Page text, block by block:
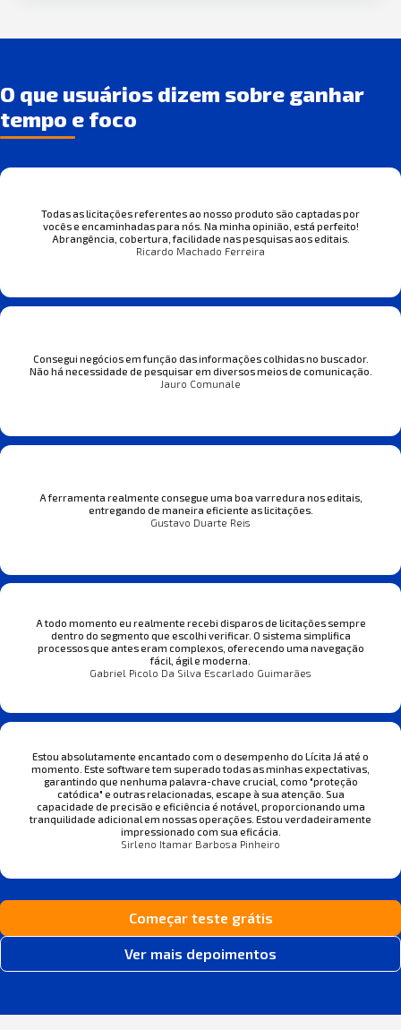
O que usuários dizem sobre ganhar
tempo e foco
Todas as licitações referentes ao nosso produto são captadas por
vocês e encaminhadas para nós. Na minha opinião, está perfeito!
Abrangência, cobertura, facilidade nas pesquisas aos editais.
Ricardo Machado Ferreira
Consegui negócios em função das informações colhidas no buscador.
Não há necessidade de pesquisar em diversos meios de comunicação.
Jauro Comunale
A ferramenta realmente consegue uma boa varredura nos editais,
entregando de maneira eficiente as licitações.
Gustavo Duarte Reis
A todo momento eu realmente recebi disparos de licitações sempre
dentro do segmento que escolhi verificar. O sistema simplifica
processos que antes eram complexos, oferecendo uma navegação
fácil, ágil e moderna.
Gabriel Picolo Da Silva Escarlado Guimarães
Estou absolutamente encantado com o desempenho do Lícita Já até o
momento. Este software tem superado todas as minhas expectativas,
garantindo que nenhuma palavra-chave crucial, como "proteção
catódica" e outras relacionadas, escape à sua atenção. Sua
capacidade de precisão e eficiência é notável, proporcionando uma
tranquilidade adicional em nossas operações. Estou verdadeiramente
impressionado com sua eficácia.
Sirleno Itamar Barbosa Pinheiro
Começar teste grátis
Ver mais depoimentos